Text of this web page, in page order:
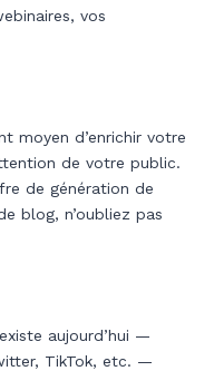
vos
moyen d’enrichir votre
de votre public.
de génération de
blog, n’oubliez pas
aujourd’hui —
TikTok, etc. —